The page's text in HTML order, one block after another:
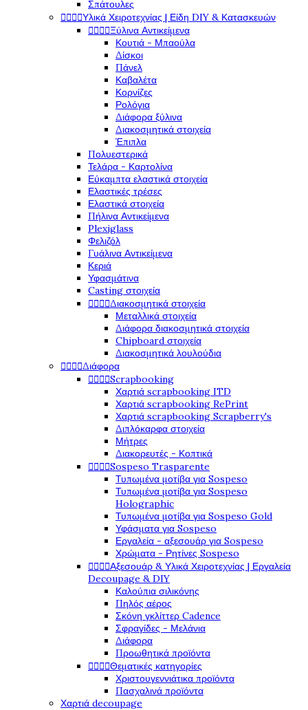
Σπάτουλες
Υλικά Χειροτεχνίας | Είδη DIY & Κατασκευών
Ξύλινα Αντικείμενα
Κουτιά - Μπαούλα
Δίσκοι
Πάνελ
Καβαλέτα
Κορνίζες
Ρολόγια
Διάφορα ξύλινα
Διακοσμητικά στοιχεία
Έπιπλα
Πολυεστερικά
Τελάρα - Καρτολίνα
Εύκαμπτα ελαστικά στοιχεία
Ελαστικές τρέσες
Ελαστικά στοιχεία
Πήλινα Αντικείμενα
Plexiglass
Φελιζόλ
Γυάλινα Αντικείμενα
Κεριά
Υφασμάτινα
Casting στοιχεία
Διακοσμητικά στοιχεία
Μεταλλικά στοιχεία
Διάφορα διακοσμητικά στοιχεία
Chipboard στοιχεία
Διακοσμητικά λουλούδια
Διάφορα
Scrapbooking
Χαρτιά scrapbooking ITD
Χαρτιά scrapbooking RePrint
Χαρτιά scrapbooking Scrapberry's
Διπλόκαρφα στοιχεία
Μήτρες
Διακορευτές - Κοπτικά
Sospeso Trasparente
Τυπωμένα μοτίβα για Sospeso
Τυπωμένα μοτίβα για Sospeso
Holographic
Τυπωμένα μοτίβα για Sospeso Gold
Υφάσματα για Sospeso
Εργαλεία - αξεσουάρ για Sospeso
Χρώματα - Ρητίνες Sospeso
Αξεσουάρ & Υλικά Χειροτεχνίας | Εργαλεία
Decoupage & DIY
Καλούπια σιλικόνης
Πηλός αέρος
Σκόνη γκλίττερ Cadence
Σφραγίδες - Μελάνια
Διάφορα
Προωθητικά προϊόντα
Θεματικές κατηγορίες
Χριστουγεννιάτικα προϊόντα
Πασχαλινά προϊόντα
Χαρτιά decoupage